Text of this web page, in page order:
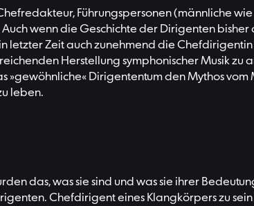
Führungspersonen (männliche
wenn die Geschichte der Dirigenten bisher
Zeit auch zunehmend die Chefdirigentin
Herstellung symphonischer Musik zu
»gewöhnliche« Dirigententum den Mythos vom
leben.
das, was sie sind und was sie ihrer
Chefdirigent eines Klangkörpers zu